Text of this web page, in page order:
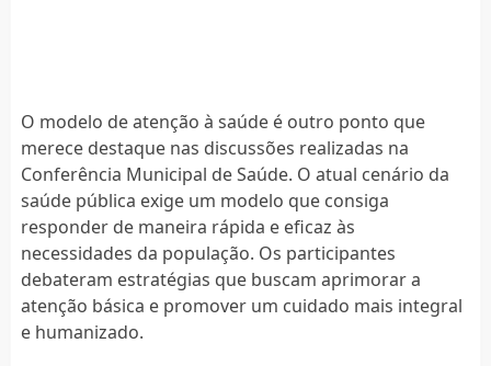
O modelo de atenção à saúde é outro ponto que
merece destaque nas discussões realizadas na
Conferência Municipal de Saúde. O atual cenário da
saúde pública exige um modelo que consiga
responder de maneira rápida e eficaz às
necessidades da população. Os participantes
debateram estratégias que buscam aprimorar a
atenção básica e promover um cuidado mais integral
e humanizado.